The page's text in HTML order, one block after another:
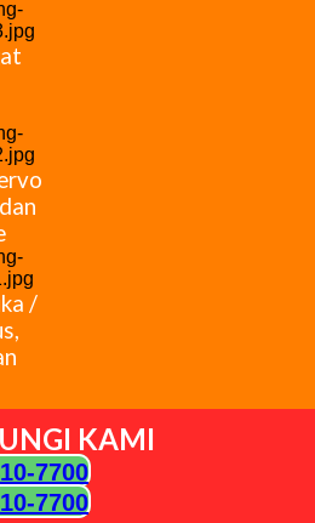
/
KAMI
7700
7700